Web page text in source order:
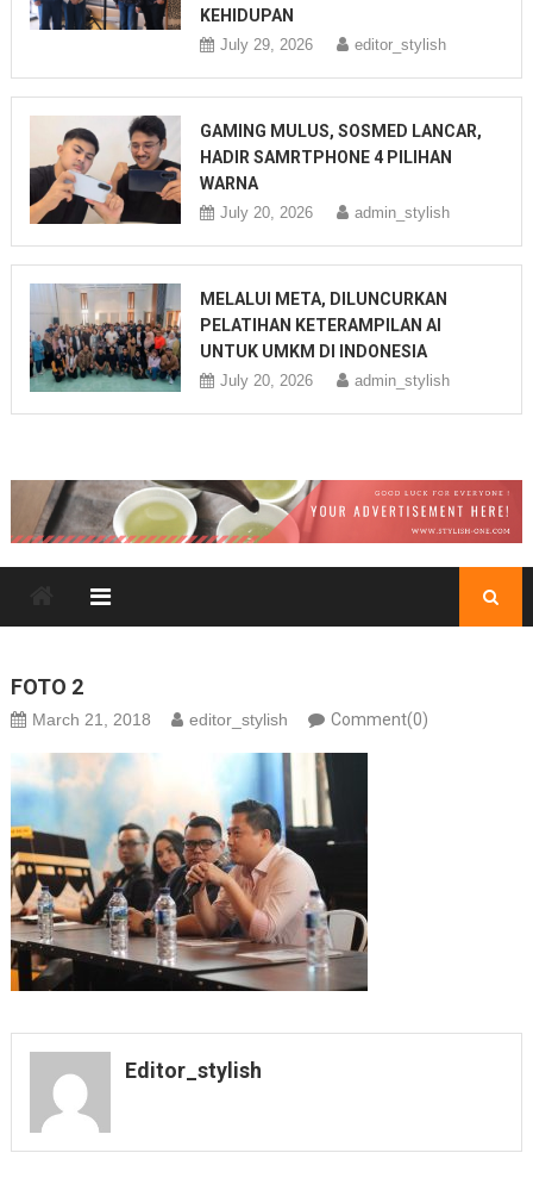
KEHIDUPAN
July 29, 2026 editor_stylish
GAMING MULUS, SOSMED LANCAR,
HADIR SAMRTPHONE 4 PILIHAN
WARNA
July 20, 2026 admin_stylish
MELALUI META, DILUNCURKAN
PELATIHAN KETERAMPILAN AI
UNTUK UMKM DI INDONESIA
July 20, 2026 admin_stylish
FOTO 2
March 21, 2018 editor_stylish Comment(0)
Editor_stylish